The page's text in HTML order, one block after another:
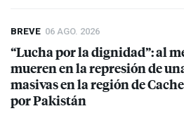
BREVE 06 AGO. 2026
“Lucha por la dignidad”: al
mueren en la represión de
masivas en la región de
por Pakistán